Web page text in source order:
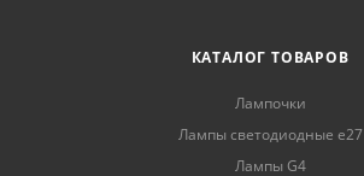
КАТАЛОГ ТОВАРОВ
Лампочки
Лампы светодиодные е27
Лампы G4